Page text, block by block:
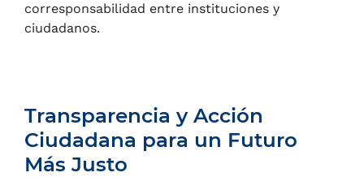
corresponsabilidad entre instituciones y
ciudadanos.
Transparencia y Acción
Ciudadana para un Futuro
Más Justo